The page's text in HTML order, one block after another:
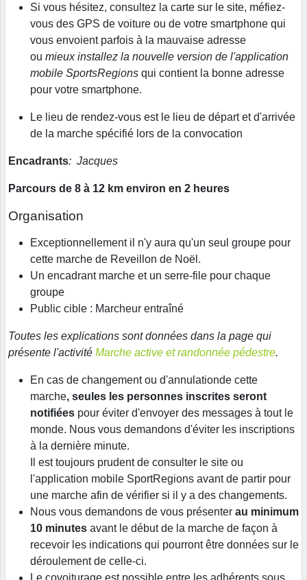
Si vous hésitez, consultez la carte sur le site, méfiez-
vous des GPS de voiture ou de votre smartphone qui
vous envoient parfois à la mauvaise adresse
ou mieux installez la nouvelle version de l'application
mobile SportsRegions qui contient la bonne adresse
pour votre smartphone.
Le lieu de rendez-vous est le lieu de départ et d'arrivée
de la marche spécifié lors de la convocation
Encadrants: Jacques
Parcours de 8 à 12 km environ en 2 heures
Organisation
Exceptionnellement il n'y aura qu'un seul groupe pour
cette marche de Reveillon de Noël.
Un encadrant marche et un serre-file pour chaque
groupe
Public cible : Marcheur entraîné
Toutes les explications sont données dans la page qui
présente l'activité Marche active et randonnée pédestre.
En cas de changement ou d'annulationde cette
marche, seules les personnes inscrites seront
notifiées pour éviter d'envoyer des messages à tout le
monde. Nous vous demandons d'éviter les inscriptions
à la dernière minute.
Il est toujours prudent de consulter le site ou
l'application mobile SportRegions avant de partir pour
une marche afin de vérifier si il y a des changements.
Nous vous demandons de vous présenter au minimum
10 minutes avant le début de la marche de façon à
recevoir les indications qui pourront être données sur le
déroulement de celle-ci.
Le covoiturage est possible entre les adhérents sous